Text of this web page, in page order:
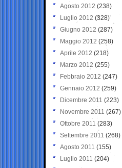
Agosto 2012 (238)
Luglio 2012 (328)
Giugno 2012 (287)
Maggio 2012 (258)
Aprile 2012 (218)
Marzo 2012 (255)
Febbraio 2012 (247)
Gennaio 2012 (259)
Dicembre 2011 (223)
Novembre 2011 (267)
Ottobre 2011 (283)
Settembre 2011 (268)
Agosto 2011 (155)
Luglio 2011 (204)